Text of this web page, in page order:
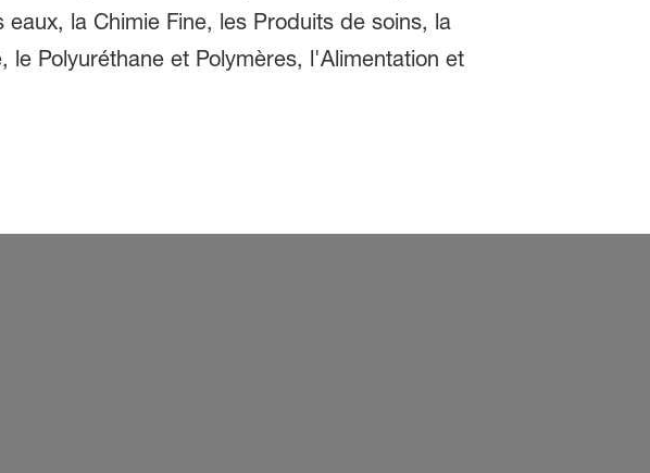
la Chimie Fine, les Produits de soins, la
Polyuréthane et Polymères, l'Alimentation et